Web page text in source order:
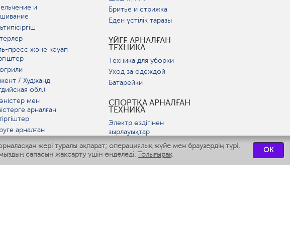
жері туралы ақпарат; операциялық жүйе мен браузердің түрі,
сапасын жақсарту үшін өңделеді. Толығырақ
OK
и
пресс және кәуап
/ Худжанд
обл.)
мен
арналған
арналған
таразылары
Бритье и стрижка
Еден үстілік таразы
ҮЙГЕ АРНАЛҒАН
ТЕХНИКА
Техника для уборки
Уход за одеждой
Батарейки
СПОРТҚА АРНАЛҒАН
ТЕХНИКА
Электр өздігінен
зырлауықтар
ВСТРАИВАЕМАЯ
ТЕХНИКА